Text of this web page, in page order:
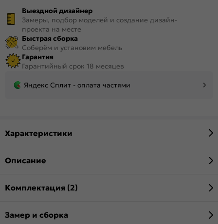
Выездной дизайнер
Замеры, подбор моделей и создание дизайн-
проекта на месте
Быстрая сборка
Соберём и установим мебель
Гарантия
Гарантийный срок 18 месяцев
Яндекс Сплит - оплата частями
Характеристики
Описание
Комплектация (2)
Замер и сборка